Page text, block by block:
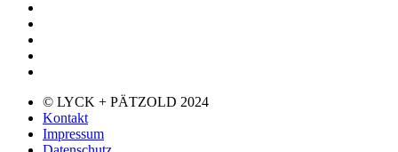
© LYCK + PÄTZOLD 2024
Kontakt
Impressum